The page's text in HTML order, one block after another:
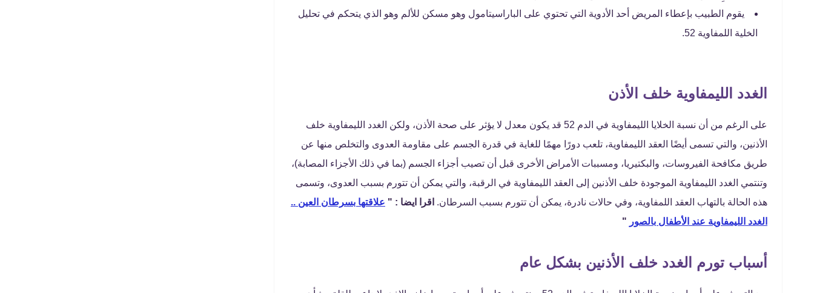
يقوم الطبيب بإعطاء المريض أحد الأدوية التي تحتوي على الباراسيتامول وهو مسكن للألم وهو الذي يتحكم في تحليل
الخلية اللمفاوية 52.
الغدد الليمفاوية خلف الأذن
على الرغم من أن نسبة الخلايا الليمفاوية في الدم 52 قد يكون معدل لا يؤثر على صحة الأذن، ولكن الغدد الليمفاوية خلف
الأذنين، والتي تسمى أيضًا العقد الليمفاوية، تلعب دورًا مهمًا للغاية في قدرة الجسم على مقاومة العدوى والتخلص منها عن
طريق مكافحة الفيروسات، والبكتيريا، ومسببات الأمراض الأخرى قبل أن تصيب أجزاء الجسم (بما في ذلك الأجزاء المصابة)،
وتنتمي الغدد الليمفاوية الموجودة خلف الأذنين إلى العقد الليمفاوية في الرقبة، والتي يمكن أن تتورم بسبب العدوى، وتسمى
هذه الحالة بالتهاب العقد اللمفاوية، وفي حالات نادرة، يمكن أن تتورم بسبب السرطان. اقرا ايضا : " علاقتها بسرطان العين ..
الغدد الليمفاوية عند الأطفال بالصور "
أسباب تورم الغدد خلف الأذنين بشكل عام